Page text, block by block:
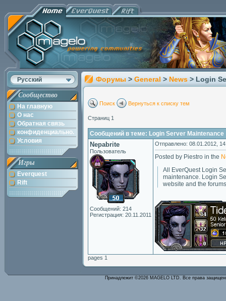
Русский
Сообщество
На главную
О нас
Обратная связь
конфиденциально.
Условия
Игры
Everquest
Rift
Форумы > General > News > Login
Поиск Вернуться к списку тем
Страниц 1
Сообщений в теме: Login Server Maintenance
Nepabrite
Пользователь
Сообщений: 214
Регистрация: 20.11.2011
Отправлено: 08.01.2012,
Posted by Piestro in the
All EverQuest Login
maintenance. Login
website and the
pages 1
Принадлежит ©2026 MAGELO LTD. Все права